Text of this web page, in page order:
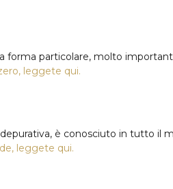
forma particolare, molto
leggete qui.
è conosciuto in tutto il
leggete qui.